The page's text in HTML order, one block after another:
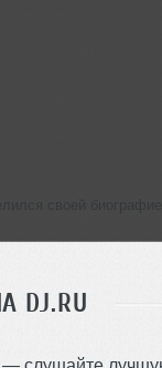
DJ.RU
— слушайте